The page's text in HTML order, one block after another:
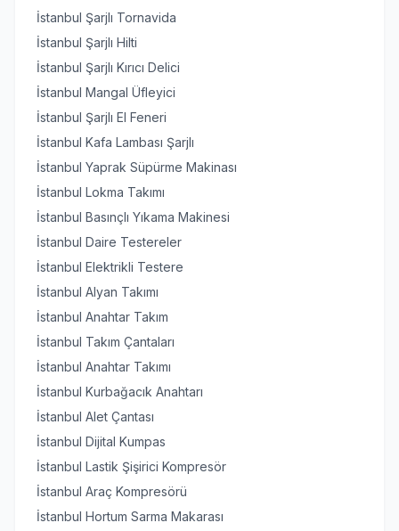
İstanbul Şarjlı Tornavida
İstanbul Şarjlı Hilti
İstanbul Şarjlı Kırıcı Delici
İstanbul Mangal Üfleyici
İstanbul Şarjlı El Feneri
İstanbul Kafa Lambası Şarjlı
İstanbul Yaprak Süpürme Makinası
İstanbul Lokma Takımı
İstanbul Basınçlı Yıkama Makinesi
İstanbul Daire Testereler
İstanbul Elektrikli Testere
İstanbul Alyan Takımı
İstanbul Anahtar Takım
İstanbul Takım Çantaları
İstanbul Anahtar Takımı
İstanbul Kurbağacık Anahtarı
İstanbul Alet Çantası
İstanbul Dijital Kumpas
İstanbul Lastik Şişirici Kompresör
İstanbul Araç Kompresörü
İstanbul Hortum Sarma Makarası